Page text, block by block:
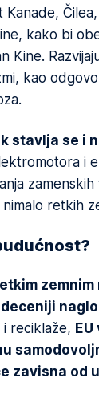
Kanade,
kako bi
Kine.
kao
stavlja se i
i
retkih
reciklaže,
zavisna od